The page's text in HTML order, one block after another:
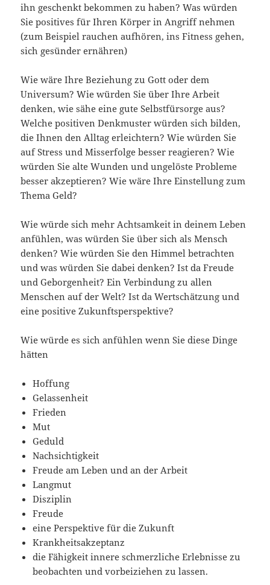
ihn geschenkt bekommen zu haben? Was würden
Sie positives für Ihren Körper in Angriff nehmen
(zum Beispiel rauchen aufhören, ins Fitness gehen,
sich gesünder ernähren)
Wie wäre Ihre Beziehung zu Gott oder dem
Universum? Wie würden Sie über Ihre Arbeit
denken, wie sähe eine gute Selbstfürsorge aus?
Welche positiven Denkmuster würden sich bilden,
die Ihnen den Alltag erleichtern? Wie würden Sie
auf Stress und Misserfolge besser reagieren? Wie
würden Sie alte Wunden und ungelöste Probleme
besser akzeptieren? Wie wäre Ihre Einstellung zum
Thema Geld?
Wie würde sich mehr Achtsamkeit in deinem Leben
anfühlen, was würden Sie über sich als Mensch
denken? Wie würden Sie den Himmel betrachten
und was würden Sie dabei denken? Ist da Freude
und Geborgenheit? Ein Verbindung zu allen
Menschen auf der Welt? Ist da Wertschätzung und
eine positive Zukunftsperspektive?
Wie würde es sich anfühlen wenn Sie diese Dinge
hätten
Hoffung
Gelassenheit
Frieden
Mut
Geduld
Nachsichtigkeit
Freude am Leben und an der Arbeit
Langmut
Disziplin
Freude
eine Perspektive für die Zukunft
Krankheitsakzeptanz
die Fähigkeit innere schmerzliche Erlebnisse zu
beobachten und vorbeiziehen zu lassen.